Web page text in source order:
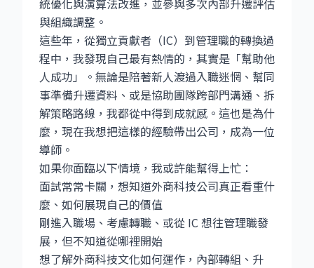
統優化與演算法改進，並參與多次內部升遷評估
與組織調整。
這些年，從獨立貢獻者（IC）到管理職的轉換過
程中，我發現自己最有熱情的，其實是「幫助他
人成功」。無論是陪著新人渡過入職迷惘、幫同
事準備升遷資料、或是協助團隊跨部門溝通、拆
解策略路線，我都從中得到成就感。這也是為什
麼，現在我想把這樣的經驗帶出公司，成為一位
導師。
如果你面臨以下情境，我或許能幫得上忙：
面試常常卡關，想知道外商科技公司真正看重什
麼、如何展現自己的價值
剛進入職場、考慮轉職、或從 IC 想往管理職發
展，但不知道從哪裡開始
想了解外商科技文化如何運作，內部轉組、升